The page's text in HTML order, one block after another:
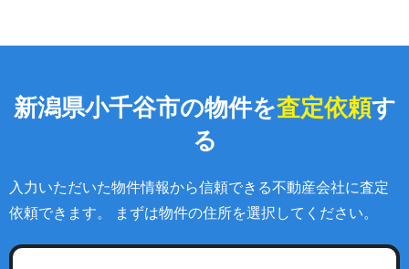
新潟県小千谷市の物件を査定依頼す
る
入力いただいた物件情報から信頼できる不動産会社に査定
依頼できます。 まずは物件の住所を選択してください。